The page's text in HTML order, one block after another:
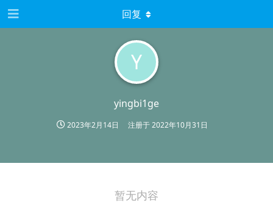
Y
yingbi1ge
2023年2月14日 注册于2022年10月31日
回复
暂无内容